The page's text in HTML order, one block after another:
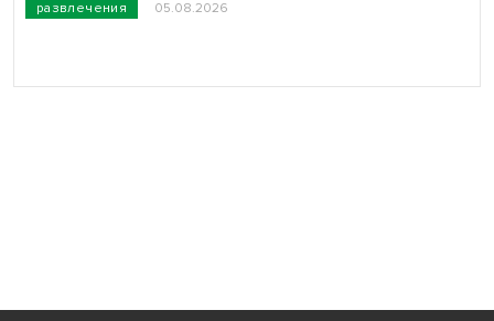
развлечения 05.08.2026